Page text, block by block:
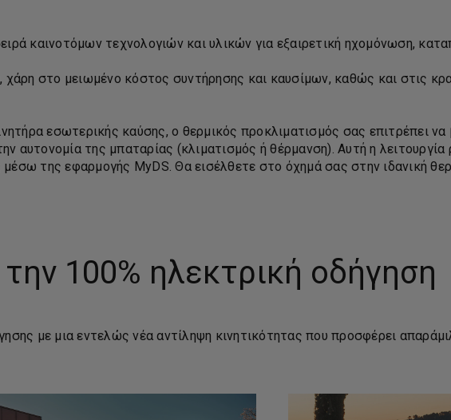
καινοτόμων τεχνολογιών και υλικών για εξαιρετική ηχομόνωση,
, χάρη στο μειωμένο κόστος συντήρησης και καυσίμων, καθώς και στις
εσωτερικής καύσης, ο θερμικός προκλιματισμός σας επιτρέπει
αυτονομία της μπαταρίας (κλιματισμός ή θέρμανση). Αυτή η
της εφαρμογής MyDS. Θα εισέλθετε στο όχημά σας στην ιδανική
100% ηλεκτρική οδήγηση
με μια εντελώς νέα αντίληψη κινητικότητας που προσφέρει